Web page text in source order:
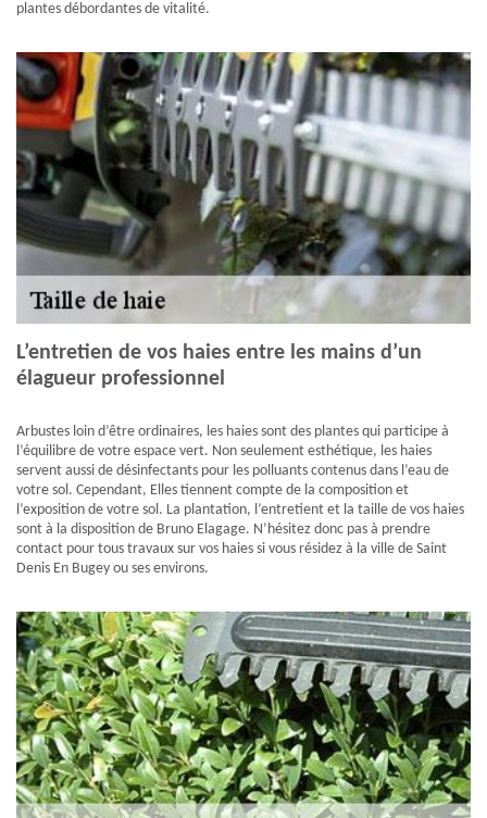
plantes débordantes de vitalité.
L’entretien de vos haies entre les mains d’un
élagueur professionnel
Arbustes loin d’être ordinaires, les haies sont des plantes qui participe à
l’équilibre de votre espace vert. Non seulement esthétique, les haies
servent aussi de désinfectants pour les polluants contenus dans l’eau de
votre sol. Cependant, Elles tiennent compte de la composition et
l’exposition de votre sol. La plantation, l’entretient et la taille de vos haies
sont à la disposition de Bruno Elagage. N’hésitez donc pas à prendre
contact pour tous travaux sur vos haies si vous résidez à la ville de Saint
Denis En Bugey ou ses environs.